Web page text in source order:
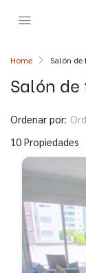
Home Salón de
Salón de
10 Propiedades
Ordenar por: